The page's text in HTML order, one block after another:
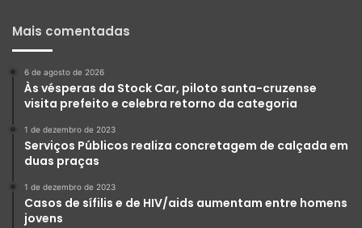
Mais comentadas
6 de agosto de 2026
Às vésperas da Stock Car, piloto santa-cruzense
visita prefeito e celebra retorno da categoria
1 de dezembro de 2023
Serviços Públicos realiza concretagem de calçada em
duas praças
1 de dezembro de 2023
Casos de sífilis e de HIV/aids aumentam entre homens
jovens